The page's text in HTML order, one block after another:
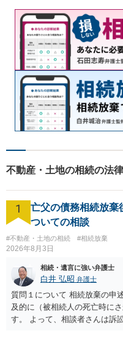
不動産・土地の相続の法
1
亡父の債務相続放棄
ついての相談
#不動産・土地の相続 #相続放棄
2026年8月3日
相続・遺言に強い弁護士
白井 弘昭 弁護士
質問１について 相続放棄の申
及的に（被相続人の死亡時に
す。 よって、相談者さんは訴